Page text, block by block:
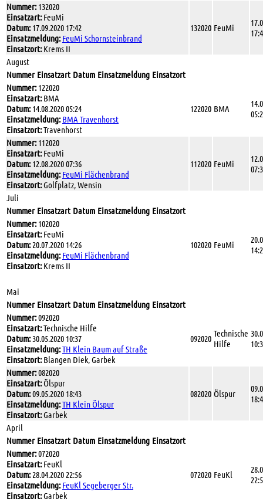
Nummer:132020
Einsatzart:FeuMi
Datum:17.09.2020 17:42
Einsatzmeldung: FeuMi Schornsteinbrand
Einsatzort:Krems II
132020 FeuMi
August
Nummer Einsatzart Datum Einsatzmeldung Einsatzort
Nummer:122020
Einsatzart:BMA
Datum:14.08.2020 05:24
Einsatzmeldung: BMA Travenhorst
Einsatzort:Travenhorst
122020 BMA
Nummer:112020
Einsatzart:FeuMi
Datum:12.08.2020 07:36
Einsatzmeldung: FeuMi Flächenbrand
Einsatzort:Golfplatz, Wensin
112020 FeuMi
Juli
Nummer Einsatzart Datum Einsatzmeldung Einsatzort
Nummer:102020
Einsatzart:FeuMi
Datum:20.07.2020 14:26
Einsatzmeldung: FeuMi Flächenbrand
Einsatzort:Krems II
102020 FeuMi
Mai
Nummer Einsatzart Datum Einsatzmeldung Einsatzort
Nummer:092020
Einsatzart:Technische Hilfe
Datum:30.05.2020 10:37
Einsatzmeldung:TH Klein Baum auf Straße
Einsatzort:Blangen Diek, Garbek
092020 Technische
Hilfe
Nummer:082020
Einsatzart:Ölspur
Datum:09.05.2020 18:43
Einsatzmeldung:TH Klein Ölspur
Einsatzort:Garbek
082020 Ölspur
April
Nummer Einsatzart Datum Einsatzmeldung Einsatzort
Nummer:072020
Einsatzart:FeuKl
Datum:28.04.2020 22:56
Einsatzmeldung: FeuKl Segeberger Str.
Einsatzort:Garbek
072020 FeuKl